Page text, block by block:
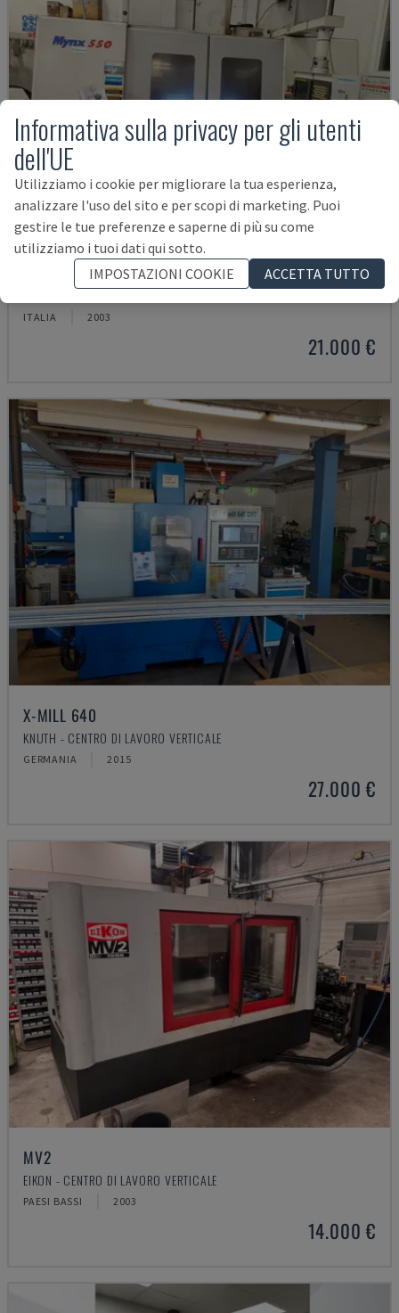
ITALIA 2003
21.000 €
X-MILL 640
KNUTH - CENTRO DI LAVORO VERTICALE
GERMANIA 2015
27.000 €
MV2
EIKON - CENTRO DI LAVORO VERTICALE
PAESI BASSI 2003
14.000 €
Informativa sulla privacy per gli utenti
dell'UE
Utilizziamo i cookie per migliorare la tua esperienza,
analizzare l'uso del sito e per scopi di marketing. Puoi
gestire le tue preferenze e saperne di più su come
utilizziamo i tuoi dati qui sotto.
IMPOSTAZIONI COOKIE
ACCETTA TUTTO